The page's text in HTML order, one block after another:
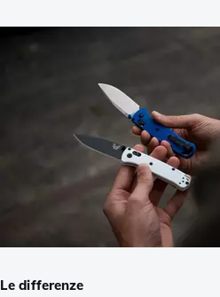
Le differenze